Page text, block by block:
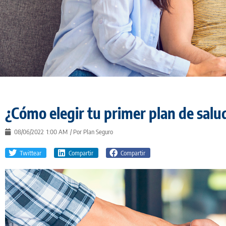
¿Cómo elegir tu primer plan de
08/06/2022 1:00 AM / Por Plan Seguro
Twittear Compartir Compartir